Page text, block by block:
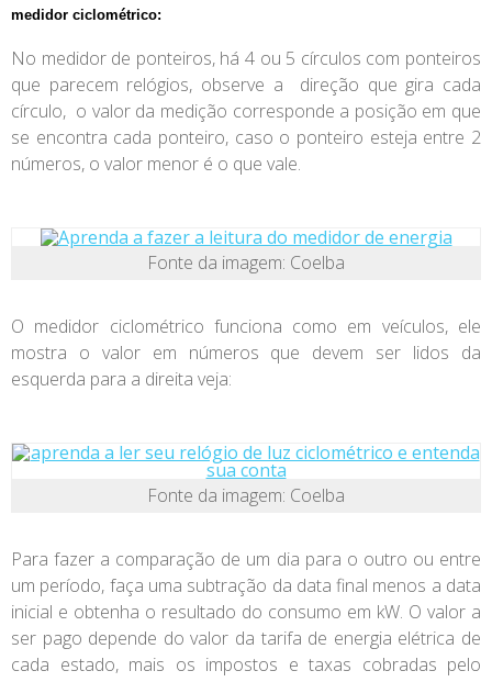
medidor ciclométrico:
No medidor de ponteiros, há 4 ou 5 círculos com ponteiros
que parecem relógios, observe a direção que gira cada
círculo, o valor da medição corresponde a posição em que
se encontra cada ponteiro, caso o ponteiro esteja entre 2
números, o valor menor é o que vale.
Fonte da imagem: Coelba
O medidor ciclométrico funciona como em veículos, ele
mostra o valor em números que devem ser lidos da
esquerda para a direita veja:
Fonte da imagem: Coelba
Para fazer a comparação de um dia para o outro ou entre
um período, faça uma subtração da data final menos a data
inicial e obtenha o resultado do consumo em kW. O valor a
ser pago depende do valor da tarifa de energia elétrica de
cada estado, mais os impostos e taxas cobradas pelo